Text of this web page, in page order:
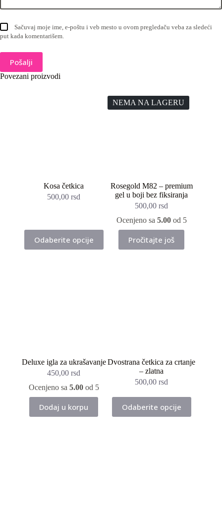
Sačuvaj moje ime, e-poštu i veb mesto u ovom pregledaču veba za sledeći
put kada komentarišem.
Pošalji
Povezani proizvodi
Kosa četkica
500,00rsd
Odaberite opcije
proizvod
ima
NEMA NA LAGERU
Rosegold M82 – premium
gel u boji bez fiksiranja
500,00rsd
Ocenjeno sa 5.00od 5
Pročitajte još
Deluxe igla za ukrašavanje
450,00rsd
Ocenjeno sa 5.00od 5
Dodaj u korpu
Dvostrana četkica za crtanje
– zlatna
500,00rsd
Odaberite opcije
proizvod
ima